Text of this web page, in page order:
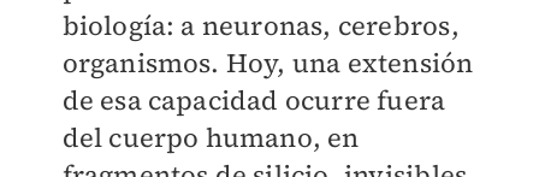
biología: a neuronas, cerebros,
organismos. Hoy, una extensión
de esa capacidad ocurre fuera
del cuerpo humano, en